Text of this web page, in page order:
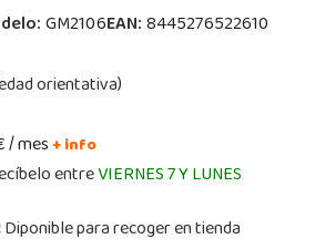
GM2106EAN:8445276522610
orientativa)
/ mes+ info
entreVIERNES 7 Y LUNES
Diponible para recoger en tienda